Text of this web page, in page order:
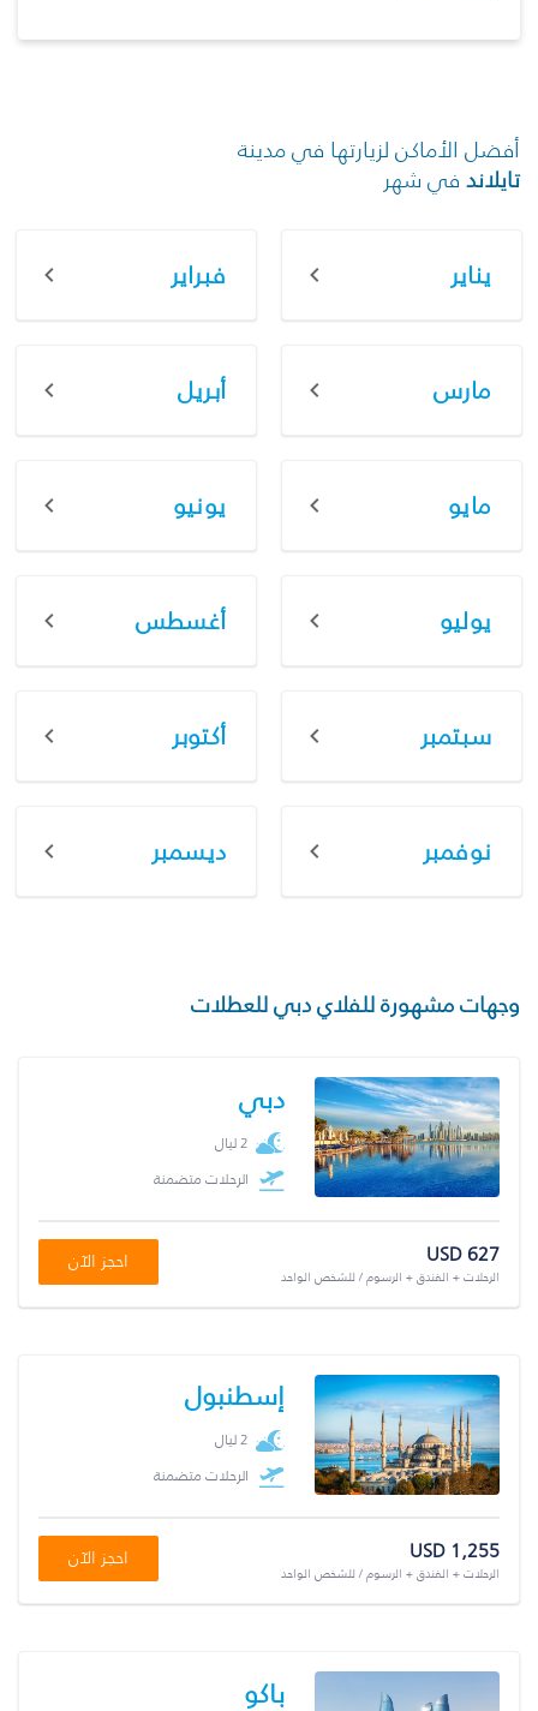
أفضل الأماكن لزيارتها في مدينة
تايلاند في شهر
يناير فبراير
مارس أبريل
مايو يونيو
يوليو أغسطس
سبتمبر أكتوبر
نوفمبر ديسمبر
وجهات مشهورة للفلاي دبي للعطلات
دبي
2 ليال
الرحلات متضمنة
USD 627
الرحلات + الفندق + الرسوم / للشخص الواحد
احجز الآن
إسطنبول
2 ليال
الرحلات متضمنة
USD 1,255
الرحلات + الفندق + الرسوم / للشخص الواحد
احجز الآن
باكو